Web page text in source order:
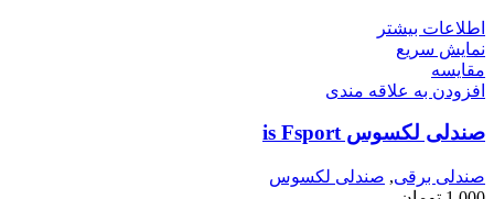
اطلاعات بیشتر
نمایش سریع
مقايسه
افزودن به علاقه مندی
صندلی لکسوس is Fsport
صندلی برقی, صندلی لکسوس